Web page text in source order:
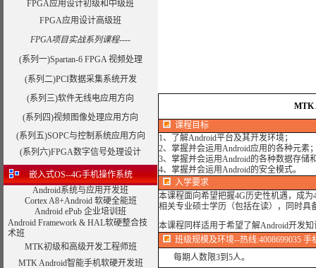
FPGA应用设计初级和中级班
FPGA应用设计高级班
FPGA项目实战系列课程----
(系列一)Spartan-6 FPGA 视频处理
(系列二)PCI数据采集系统开发
(系列三)软件无线电应用方向
(系列四)视频图像处理应用方向
(系列五)SOPC与控制系统应用方向
(系列六)FPGA数字信号处理设计
嵌入式OS--4G手机操作系统
Android系统与应用开发班
Cortex A8+Android 软硬全能班
Android ePub 企业培训班
Android Framework & HAL软硬整合技
术班
MTK初级和高级开发工程师班
MTK Android智能手机软硬开发班
MTK
课程目标
1、了解Android平台及其开发环境；
2、掌握并会运用Android应用的各种元素
3、掌握并会运用Android的各种数据存储
4、掌握并会运用Android的安全模式。
入学要求
本课程面向希望把握4G历史性机遇，成
相关专业硕士学历（包括在读），同时具
本课程同样适用于希望了解Android开发
班级规模及环境--热线:4008699035 手
每期人数限3到5人。